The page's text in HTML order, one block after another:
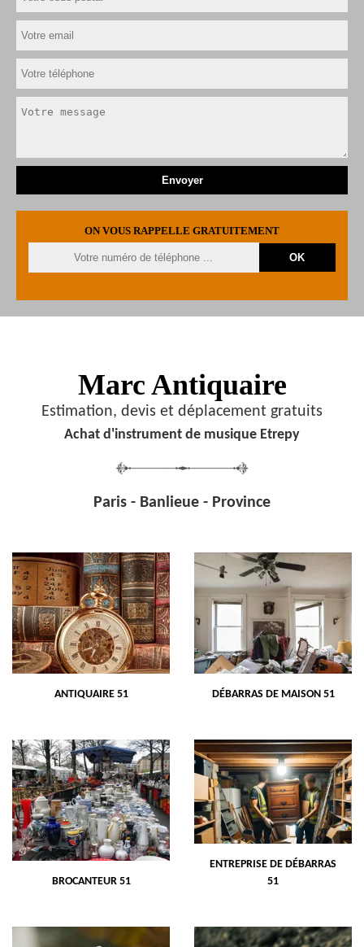
ON VOUS RAPPELLE GRATUITEMENT
Marc Antiquaire
Estimation, devis et déplacement gratuits
Achat d'instrument de musique Etrepy
Paris - Banlieue - Province
ANTIQUAIRE 51 DÉBARRAS DE MAISON 51
BROCANTEUR 51
ENTREPRISE DE DÉBARRAS
51